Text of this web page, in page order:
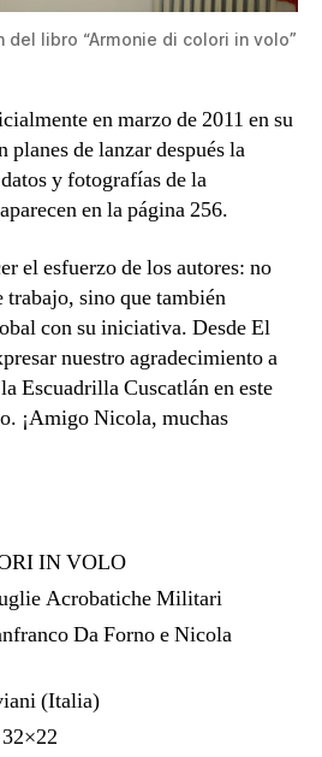
del libro “Armonie di colori in volo”
en marzo de 2011 en su
de lanzar después la
y fotografías de la
en la página 256.
el esfuerzo de los autores: no
trabajo, sino que también
con su iniciativa. Desde El
nuestro agradecimiento a
Escuadrilla Cuscatlán en este
¡Amigo Nicola, muchas
IN VOLO
Acrobatiche Militari
Da Forno e Nicola
(Italia)